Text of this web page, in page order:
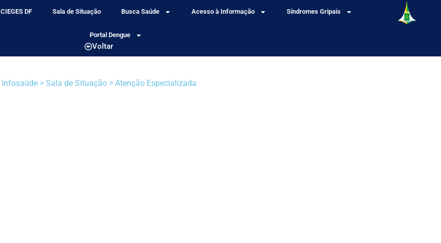
CIEGES DF Sala de Situação Busca Saúde Acesso à Informação Síndromes Gripais
Portal Dengue
Voltar
Infosaúde > Sala de Situação > Atenção Especializada